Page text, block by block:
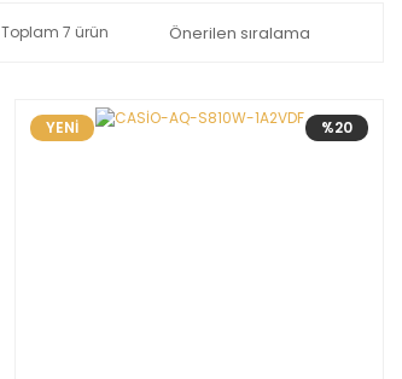
Toplam 7 ürün
%20
YENİ